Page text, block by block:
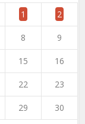
1 2
8 9
15 16
22 23
29 30